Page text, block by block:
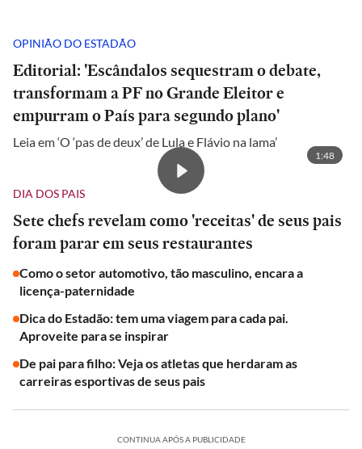
OPINIÃO DO ESTADÃO
Editorial: 'Escândalos sequestram o debate,
transformam a PF no Grande Eleitor e
empurram o País para segundo plano'
Leia em ‘O ‘pas de deux’ de Lula e Flávio na lama’
1:48
DIA DOS PAIS
Sete chefs revelam como 'receitas' de seus pais
foram parar em seus restaurantes
Como o setor automotivo, tão masculino, encara a
licença-paternidade
Dica do Estadão: tem uma viagem para cada pai.
Aproveite para se inspirar
De pai para filho: Veja os atletas que herdaram as
carreiras esportivas de seus pais
CONTINUA APÓS A PUBLICIDADE